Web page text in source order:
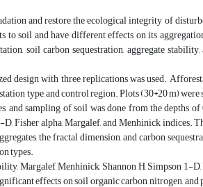
and restore the ecological integrity of
soil and have different effects on its
soil carbon sequestration, aggregate
design with three replications was used.
type, and control region. Plots (30*20 m) were
and sampling of soil was done from the depths
Fisher alpha, Margalef, and Menhinick indices.
the fractal dimension, and carbon
types.
Margalef, Menhinick, Shannon H, Simpson 1-D,
effects on soil organic carbon, nitrogen,